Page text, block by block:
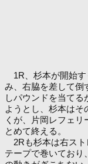
1R、杉本が開始す
み、右脇を差して倒
しパウンドを当て
ようとし、杉本は
くが、片岡レフェ
とめて終える。
2Rも杉本は右スト
テープで巻いており